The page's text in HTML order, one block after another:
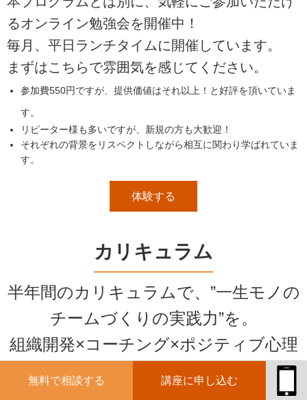
無料で相談する 講座に申し込む
るオンライン勉強会を開催中！
毎月、平日ランチタイムに開催しています。
まずはこちらで雰囲気を感じてください。
参加費550円ですが、提供価値はそれ以上！と好評を頂いていま
す。
リピーター様も多いですが、新規の方も大歓迎！
それぞれの背景をリスペクトしながら相互に関わり学ばれていま
す。
体験する
カリキュラム
半年間のカリキュラムで、”一生モノの
チームづくりの実践力”を。
組織開発×コーチング×ポジティブ心理
学を土台に、
理論と実践の両面から習得します。